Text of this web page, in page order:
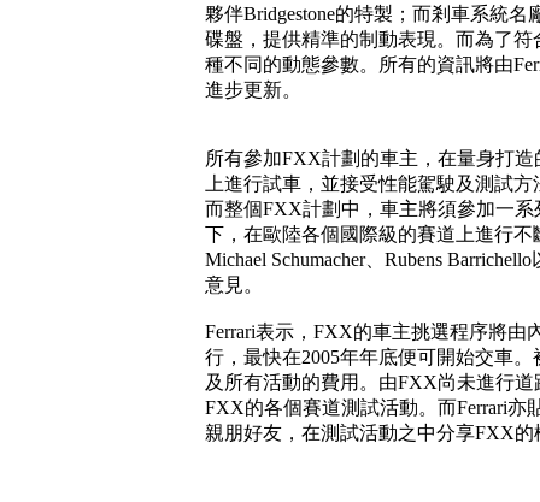
夥伴Bridgestone的特製；而剎車系統
碟盤，提供精準的制動表現。而為了
種不同的動態參數。所有的資訊將由
進步更新。
所有參加FXX計劃的車主，在量身打
上進行試車，並接受性能駕駛及測試
而整個FXX計劃中，車主將須參加一系
下，在歐陸各個國際級的賽道上進行
Michael Schumacher、Rubens
意見。
Ferrari表示，FXX的車主挑選程序將由
行，最快在2005年年底便可開始交車
及所有活動的費用。由FXX尚未進行
FXX的各個賽道測試活動。而Ferrari
親朋好友，在測試活動之中分享FXX的